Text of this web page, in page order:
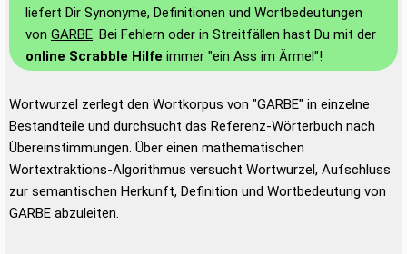
liefert Dir Synonyme, Definitionen und Wortbedeutungen
von GARBE. Bei Fehlern oder in Streitfällen hast Du mit der
online Scrabble Hilfe immer "ein Ass im Ärmel"!
Wortwurzel zerlegt den Wortkorpus von "GARBE" in einzelne
Bestandteile und durchsucht das Referenz-Wörterbuch nach
Übereinstimmungen. Über einen mathematischen
Wortextraktions-Algorithmus versucht Wortwurzel, Aufschluss
zur semantischen Herkunft, Definition und Wortbedeutung von
GARBE abzuleiten.